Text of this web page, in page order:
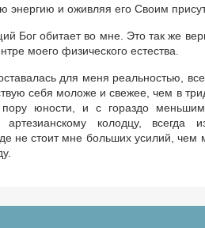
энергию и оживляя его Своим
Бог обитает во мне. Это так же
моего физического естества.
для меня реальностью,
себя моложе и свежее, чем в
юности, и с гораздо
колодцу, всегда
не стоит мне больших усилий,